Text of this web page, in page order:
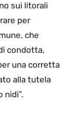
sui litorali
per
che
condotta,
una corretta
alla tutela
nidi”.